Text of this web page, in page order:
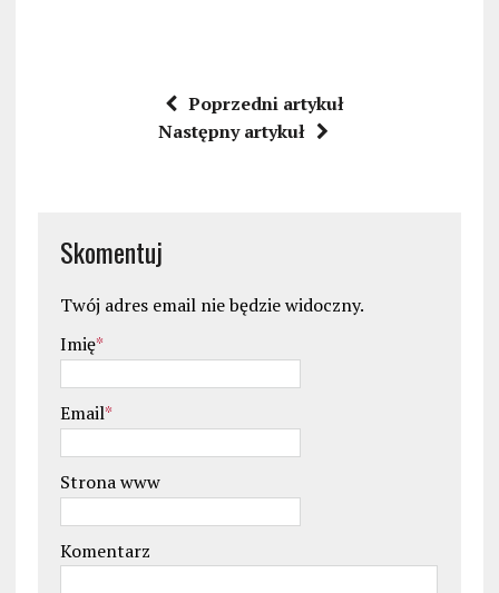
Poprzedni artykuł
Następny artykuł
Skomentuj
Twój adres email nie będzie widoczny.
Imię*
Email*
Strona www
Komentarz